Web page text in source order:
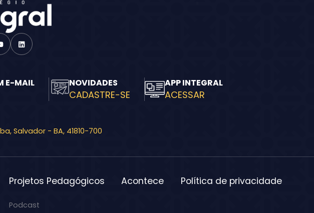
E-MAIL NOVIDADES
CADASTRE-SE
APP INTEGRAL
ACESSAR
Salvador - BA, 41810-700
Projetos Pedagógicos
Podcast
Acontece Política de privacidade